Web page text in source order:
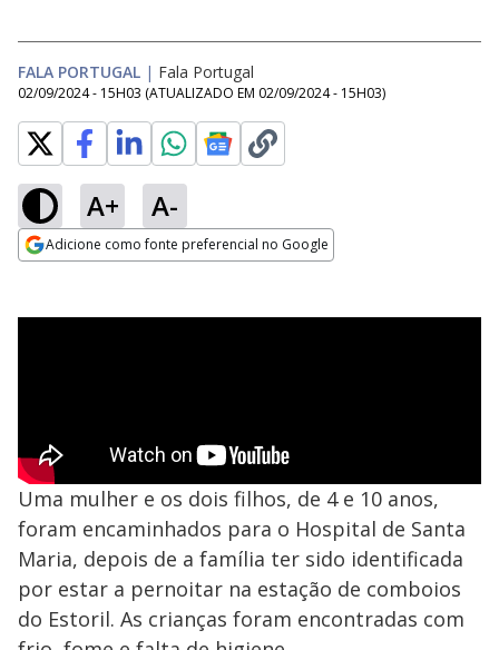
FALA PORTUGAL | Fala Portugal
02/09/2024 - 15H03 (ATUALIZADO EM 02/09/2024 - 15H03)
A+ A-
Adicione como fonte preferencial no Google
Uma mulher e os dois filhos, de 4 e 10 anos,
foram encaminhados para o Hospital de Santa
Maria, depois de a família ter sido identificada
por estar a pernoitar na estação de comboios
do Estoril. As crianças foram encontradas com